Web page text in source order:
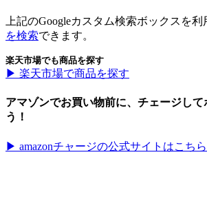
上記のGoogleカスタム検索ボックスを利
を検索できます。
楽天市場でも商品を探す
▶︎ 楽天市場で商品を探す
アマゾンでお買い物前に、チェージして
う！
▶︎ amazonチャージの公式サイトはこち